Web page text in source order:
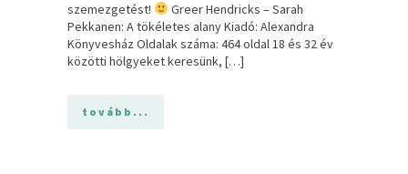
szemezgetést!
Greer Hendricks – Sarah
Pekkanen: A tökéletes alany Kiadó: Alexandra
Könyvesház Oldalak száma: 464 oldal 18 és 32 év
közötti hölgyeket keresünk, […]
tovább...